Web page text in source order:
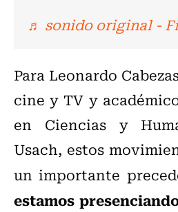
♬ sonido original -
Para Leonardo
cine y TV y
en Ciencias y
Usach, estos
un importante
estamos